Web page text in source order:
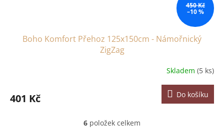
450 Kč
–10 %
Boho Komfort Přehoz 125x150cm - Námořnický
ZigZag
Skladem (5 ks)
401 Kč Do košíku
O
6 položek celkem